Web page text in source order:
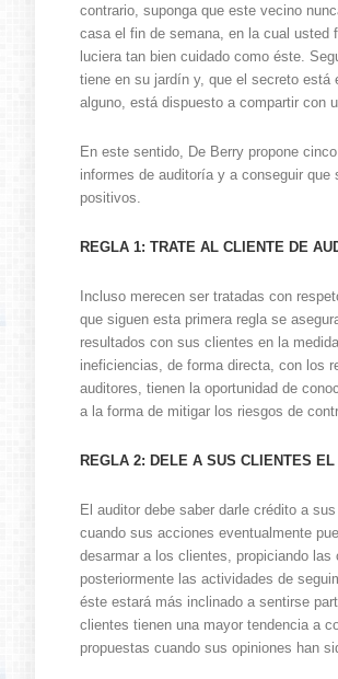
contrario, suponga que este vecino
casa el fin de semana, en la cual usted
luciera tan bien cuidado como éste.
tiene en su jardín y, que el secreto
alguno, está dispuesto a compartir con
En este sentido, De Berry propone
informes de auditoría y a conseguir
positivos.
REGLA 1: TRATE AL CLIENTE DE
Incluso merecen ser tratadas con
que siguen esta primera regla se
resultados con sus clientes en la
ineficiencias, de forma directa, con los
auditores, tienen la oportunidad de
a la forma de mitigar los riesgos de
REGLA 2: DELE A SUS CLIENTES
El auditor debe saber darle crédito a
cuando sus acciones eventualmente
desarmar a los clientes, propiciando
posteriormente las actividades de
éste estará más inclinado a sentirse
clientes tienen una mayor tendencia a
propuestas cuando sus opiniones han